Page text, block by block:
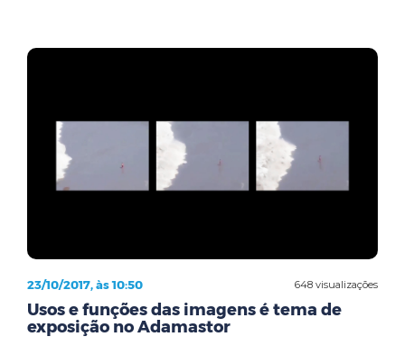
648 visualizações
23/10/2017, às 10:50
Usos e funções das imagens é tema de
exposição no Adamastor